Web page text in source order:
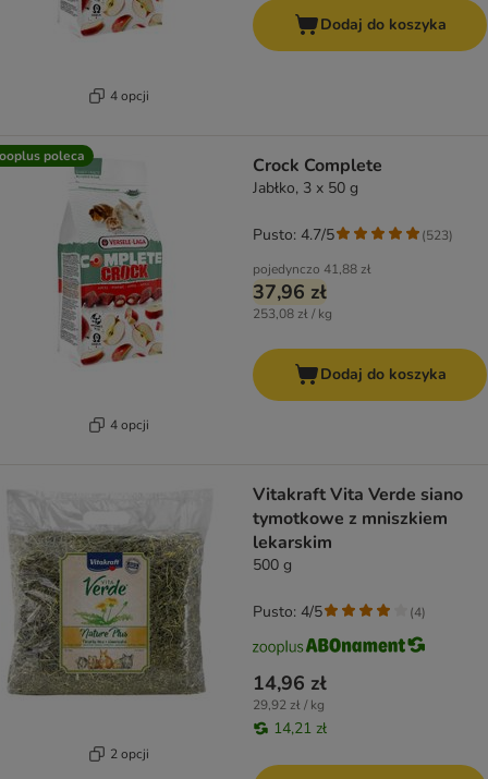
4 opcji
Dodaj do koszyka
poleca
4 opcji
Crock Complete
Jabłko, 3 x 50 g
pojedynczo 41,88 zł
37,96 zł
253,08 zł / kg
Pusto: 4.7/5 (523)
Dodaj do koszyka
2 opcji
Vitakraft Vita Verde siano
tymotkowe z mniszkiem
lekarskim
500 g
14,96 zł
29,92 zł / kg
14,21 zł
Pusto: 4/5 (4)